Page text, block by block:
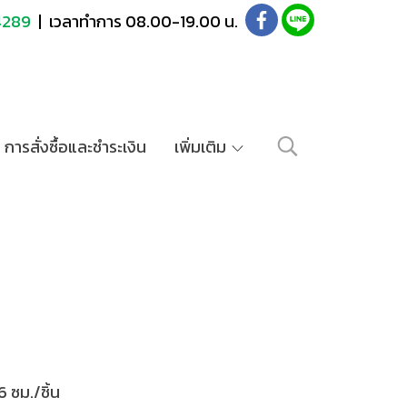
| เวลาทำการ 08.00-19.00 น.
การสั่งซื้อและชำระเงิน เพิ่มเติม
ซม./ชิ้น